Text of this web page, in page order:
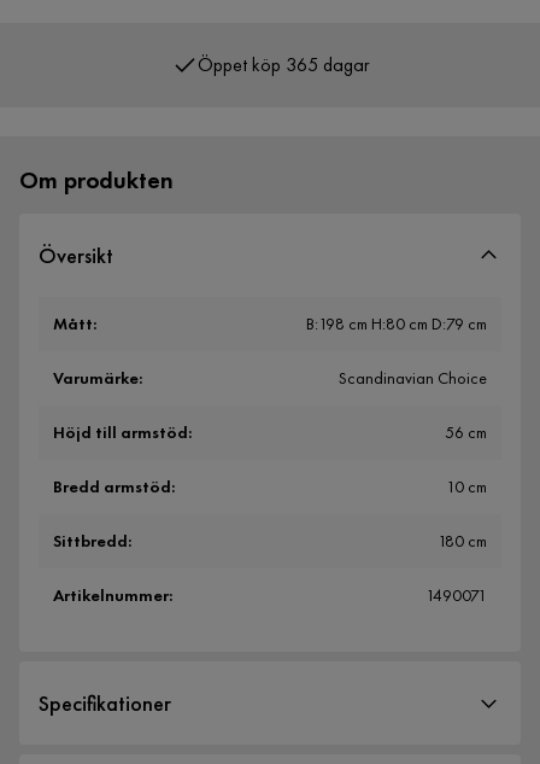
Öppet köp 365 dagar
Om produkten
Översikt
Mått: B:198 cm H:80 cm D:79 cm
Varumärke: Scandinavian Choice
Höjd till armstöd: 56 cm
Bredd armstöd: 10 cm
Sittbredd: 180 cm
Artikelnummer: 1490071
Specifikationer